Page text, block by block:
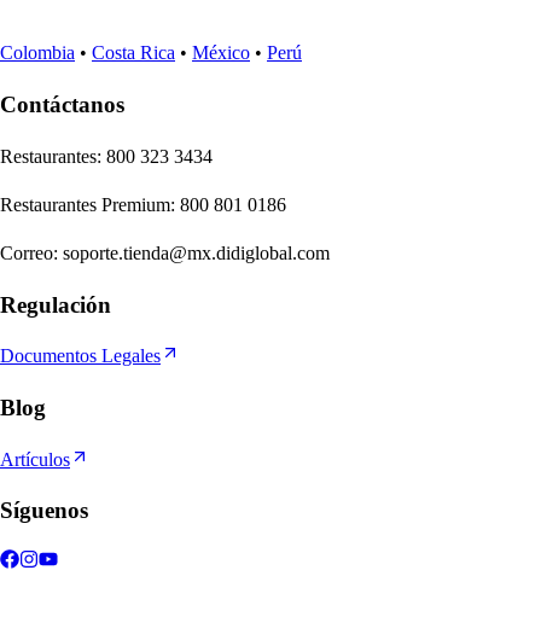
Colombia • Costa Rica • México • Perú
Contáctanos
Restaurantes: 800 323 3434
Restaurantes Premium: 800 801 0186
Correo: soporte.tienda@mx.didiglobal.com
Regulación
Documentos Legales
Blog
Artículos
Síguenos